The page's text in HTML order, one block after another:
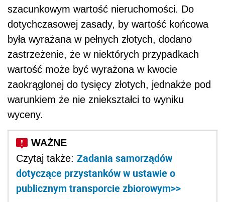
szacunkowym wartość nieruchomości. Do
dotychczasowej zasady, by wartość końcowa
była wyrażana w pełnych złotych, dodano
zastrzeżenie, że w niektórych przypadkach
wartość może być wyrażona w kwocie
zaokrąglonej do tysięcy złotych, jednakże pod
warunkiem że nie zniekształci to wyniku
wyceny.
Czytaj także: Zadania samorządów
dotyczące przystanków w ustawie o
publicznym transporcie zbiorowym>>